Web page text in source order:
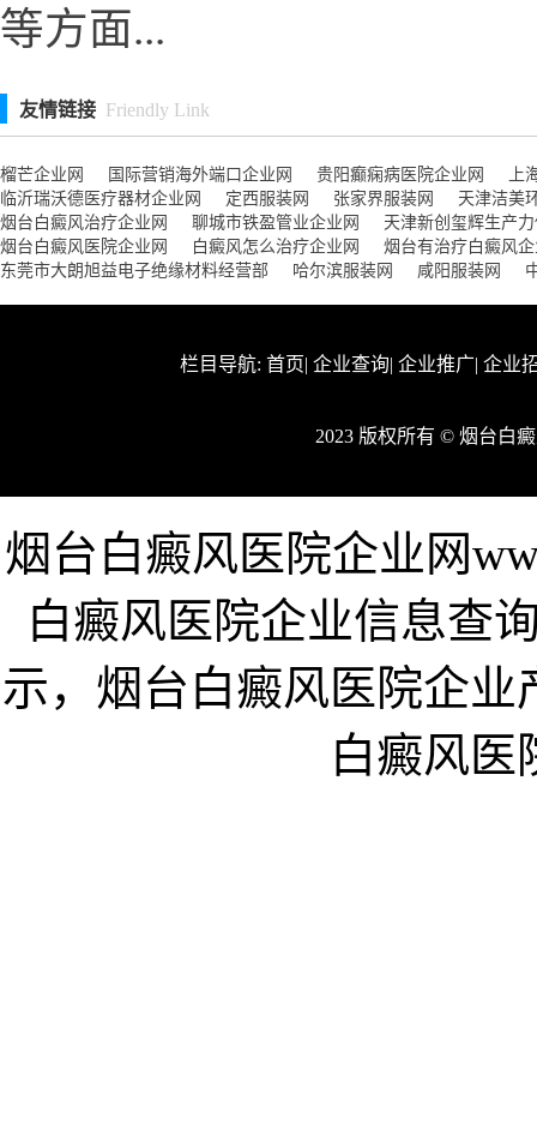
等方面...
友情链接 Friendly Link
榴芒企业网 国际营销海外端口企业网 贵阳癫痫病医院企业网
上
临沂瑞沃德医疗器材企业网
定西服装网 张家界服装网
天津洁美
烟台白癜风治疗企业网
聊城市铁盈管业企业网
天津新创玺辉生产
烟台白癜风医院企业网
白癜风怎么治疗企业网
烟台有治疗白癜风
东莞市大朗旭益电子绝缘材料经营部
哈尔滨服装网 咸阳服装网
栏目导航: 首页| 企业查询| 企业推广| 企业
2023 版权所有 © 烟台白
烟台白癜风医院企业网
白癜风医院企业信息查
示，烟台白癜风医院企
白癜风医